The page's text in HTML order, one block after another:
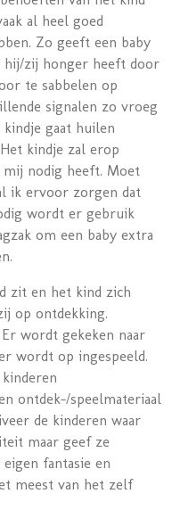
al heel goed
Zo geeft een baby
hij/zij honger heeft door
te sabbelen op
signalen zo vroeg
gaat huilen
kindje zal erop
nodig heeft. Moet
ik ervoor zorgen dat
wordt er gebruik
om een baby extra
zit en het kind zich
op ontdekking.
wordt gekeken naar
wordt op ingespeeld.
ontdek-/speelmateriaal
de kinderen waar
maar geef ze
fantasie en
meest van het zelf